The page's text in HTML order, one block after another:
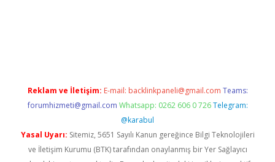
Reklam ve İletişim: E-mail: backlinkpaneli@gmail.com Teams:
forumhizmeti@gmail.com Whatsapp: 0262 606 0 726 Telegram:
@karabul
Yasal Uyarı: Sitemiz, 5651 Sayılı Kanun gereğince Bilgi Teknolojileri
ve İletişim Kurumu (BTK) tarafından onaylanmış bir Yer Sağlayıcı